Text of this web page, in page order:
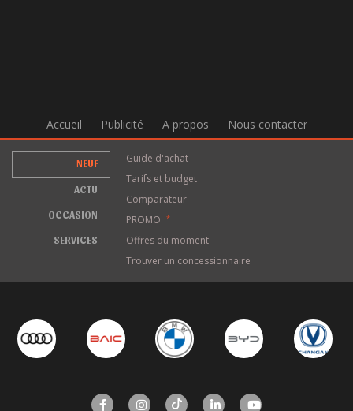
Accueil Publicité A propos Nous contacter
NEUF
ACTU
OCCASION
SERVICES
Guide d'achat
Tarifs et budget
Comparateur
PROMO
*
Offres du moment
Trouver un concessionnaire